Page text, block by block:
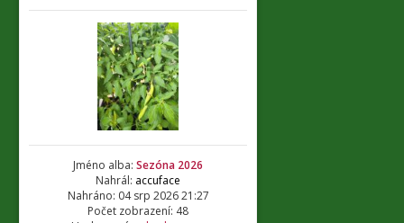
Jméno alba: Sezóna 2026
Nahrál: accuface
Nahráno: 04 srp 2026 21:27
Počet zobrazení: 48